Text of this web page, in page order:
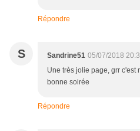
Répondre
S Sandrine51 05/07/2018
Une très jolie page, grr c'est
bonne soirée
Répondre